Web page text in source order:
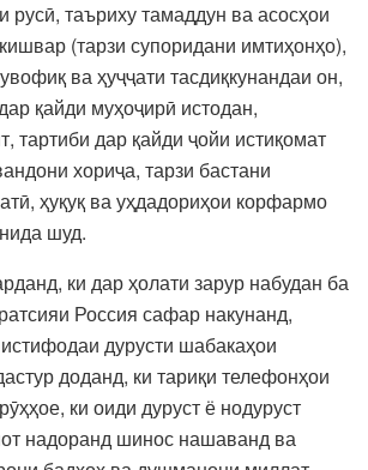
русӣ, таъриху тамаддун ва асосҳои
(тарзи супоридани имтиҳонҳо),
ва ҳуҷҷати тасдиқкунандаи он,
қайди муҳоҷирӣ истодан,
тартиби дар қайди ҷойи истиқомат
хориҷа, тарзи бастани
ҳуқуқ ва уҳдадориҳои корфармо
шуд.
ки дар ҳолати зарур набудан ба
Россия сафар накунанд,
дурусти шабакаҳои
доданд, ки тариқи телефонҳои
ки оиди дуруст ё нодуруст
надоранд шинос нашаванд ва